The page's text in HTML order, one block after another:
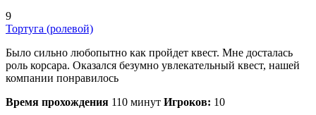
9
Тортуга (ролевой)
Было сильно любопытно как пройдет квест. Мне досталась
роль корсара. Оказался безумно увлекательный квест, нашей
компании понравилось
Время прохождения 110 минут Игроков: 10